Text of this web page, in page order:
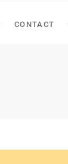
CONTACT